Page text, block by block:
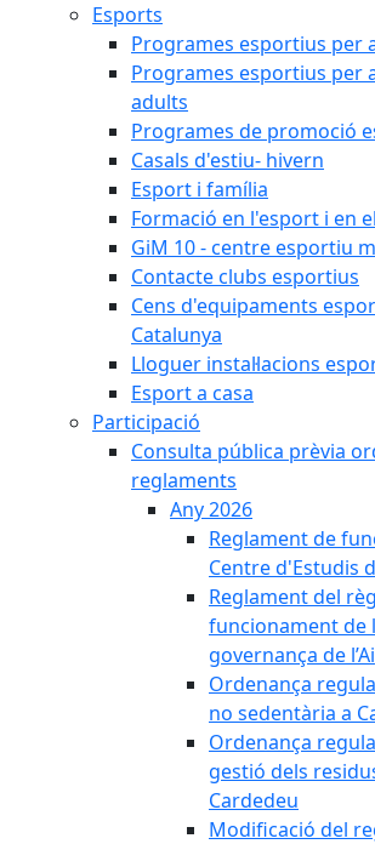
Esports
Programes esportius per
Programes esportius per
adults
Programes de promoció
Casals d'estiu- hivern
Esport i família
Formació en l'esport i en
GiM 10 - centre esportiu
Contacte clubs esportius
Cens d'equipaments
Catalunya
Lloguer instal·lacions
Esport a casa
Participació
Consulta pública prèvia
reglaments
Any 2026
Reglament de
Centre d'Estudis
Reglament del
funcionament de
governança de
Ordenança
no sedentària a
Ordenança
gestió dels
Cardedeu
Modificació del